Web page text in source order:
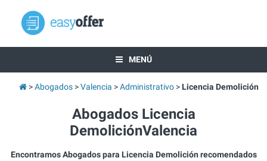
MENÚ
Abogados Valencia Administrativo Licencia Demolición
Abogados Licencia
DemoliciónValencia
Encontramos Abogados para Licencia Demolición recomendados